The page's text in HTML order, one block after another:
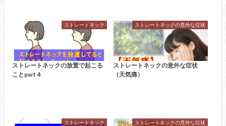
ストレートネック
ストレートネックの放置で起こる
ことpart４
ストレートネックの意外な症状
ストレートネックの意外な症状
（天気痛）
ストレートネック ストレートネックの意外な症状